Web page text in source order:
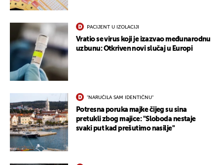
PACIJENT U IZOLACIJI
Vratio se virus koji je izazvao međunarodnu
uzbunu: Otkriven novi slučaj u Europi
"NARUČILA SAM IDENTIČNU"
Potresna poruka majke čijeg su sina
pretukli zbog majice: "Sloboda nestaje
svaki put kad prešutimo nasilje"